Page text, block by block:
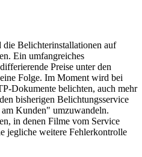
die Belichterinstallationen auf
Ein umfangreiches
Preise unter den
Folge. Im Moment wird bei
Dokumente belichten, auch mehr
bisherigen Belichtungsservice
Kunden" umzuwandeln.
in denen Filme vom Service
jegliche weitere Fehlerkontrolle